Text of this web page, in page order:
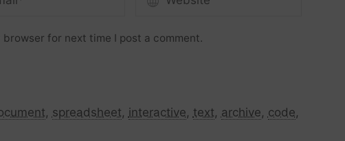
for next time I post a comment.
, spreadsheet, interactive, text, archive, code,